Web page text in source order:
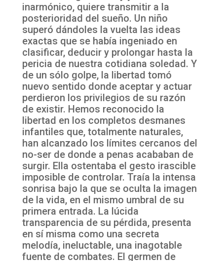
inarmónico, quiere transmitir a la
posterioridad del sueño. Un niño
superó dándoles la vuelta las ideas
exactas que se había ingeniado en
clasificar, deducir y prolongar hasta la
pericia de nuestra cotidiana soledad. Y
de un sólo golpe, la libertad tomó
nuevo sentido donde aceptar y actuar
perdieron los privilegios de su razón
de existir. Hemos reconocido la
libertad en los completos desmanes
infantiles que, totalmente naturales,
han alcanzado los límites cercanos del
no-ser de donde a penas acababan de
surgir. Ella ostentaba el gesto irascible
imposible de controlar. Traía la intensa
sonrisa bajo la que se oculta la imagen
de la vida, en el mismo umbral de su
primera entrada. La lúcida
transparencia de su pérdida, presenta
en sí misma como una secreta
melodía, ineluctable, una inagotable
fuente de combates. El germen de